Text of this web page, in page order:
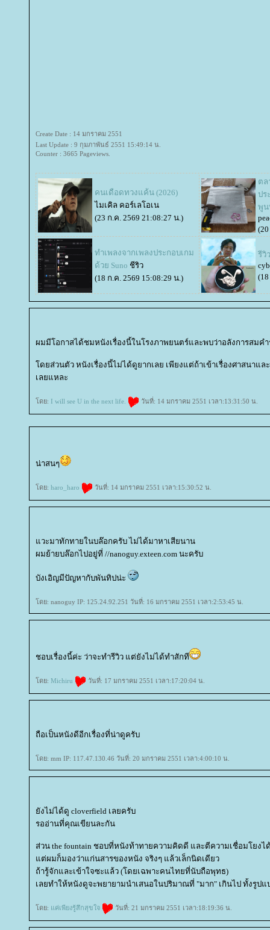
Create Date : 14 มกราคม 2551
Last Update : 9 กุมภาพันธ์ 2551 15:49:14 น.
Counter : 3665 Pageviews.
คนเดือดทวงแค้น (2026)
ไมเคิล คอร์เลโอเน
(23 ก.ค. 2569 21:08:27 น.)
ตล
ปร
พูน
ทำเพลงจากเพลงประกอบเกม
ด้วย Suno ชีริว
(18 ก.ค. 2569 15:08:29 น.)
รีวิ
ผมมีโอกาสได้ชมหนังเรื่องนี้ในโรงภาพยนตร์และพบว่าอลังการสมคำ
ดยส่วนตัว หนังเรื่องนี้ไม่ได้ดูยากเลย เพียงแต่ถ้าเข้าเรื่องศาสนาแ
เลยแหละ
ดย: I will see U in the next life. วันที่: 14 มกราคม 2551 เวลา:13:31:50 น.
น่าสนๆ
ดย: haro_haro วันที่: 14 มกราคม 2551 เวลา:15:30:52 น.
วะมาทักทายในบล๊อกครับ ไม่ได้มาหาเสียนาน
ผมย้ายบล๊อกไปอยู่ที่ //nanoguy.exteen.com นะครับ
บังเอิญมีปัญหากับพันทิปน่ะ
ดย: nanoguy IP: 125.24.92.251 วันที่: 16 มกราคม 2551 เวลา:2:53:45 น.
ชอบเรื่องนี้ค่ะ ว่าจะทำรีวิว แต่ยังไม่ได้ทำสักที
ดย: Michiru วันที่: 17 มกราคม 2551 เวลา:17:20:04 น.
ถือเป็นหนังดีอีกเรื่องที่น่าดูครับ
ดย: mm IP: 117.47.130.46 วันที่: 20 มกราคม 2551 เวลา:4:00:10 น.
ังไม่ได้ดู cloverfield เลยครับ
รออ่านที่คุณเขียนละกัน
ส่วน the fountain ชอบที่หนังท้าทายความคิดดี และตีความเชื่อมโยงไ
ต่ผมก็มองว่าแก่นสารของหนัง จริงๆ แล้วเล็กนิดเดียว
ถ้ารู้จักและเข้าใจซะแล้ว (โดยเฉพาะคนไทยที่นับถือพุทธ)
เลยทำให้หนังดูจะพยายามนำเสนอในปริมาณที่ "มาก" เกินไป ทั้งรูปแ
ดย: ค่เพียงรู้สึกสุขใจ วันที่: 21 มกราคม 2551 เวลา:18:19:36 น.